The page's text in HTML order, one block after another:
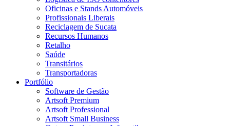
Oficinas e Stands Automóveis
Profissionais Liberais
Reciclagem de Sucata
Recursos Humanos
Retalho
Saúde
Transitários
Transportadoras
Portfólio
Software de Gestão
Artsoft Premium
Artsoft Professional
Artsoft Small Business